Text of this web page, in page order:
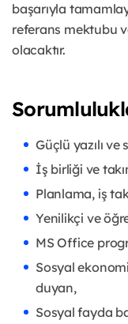
başarıyla
referans mektubu
olacaktır.
Güçlü yazılı
İş birliği ve
Planlama, iş
Yenilikçi ve
MS Office
Sosyal
duyan,
Sosyal fayda